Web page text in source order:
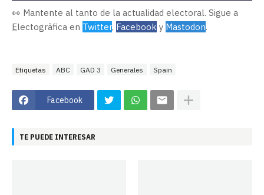
👀 Mantente al tanto de la actualidad electoral. Sigue a
Electogrāfica en Twitter, Facebook y Mastodon.
Etiquetas ABC GAD 3 Generales Spain
Facebook
TE PUEDE INTERESAR